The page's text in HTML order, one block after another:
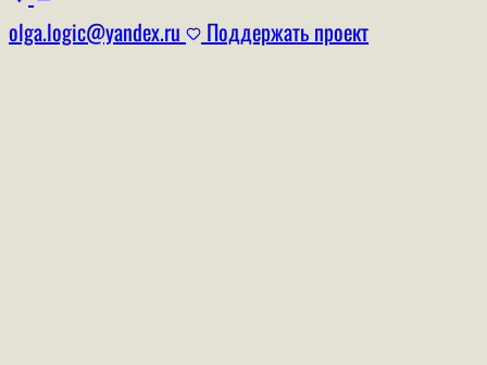
olga.logic@yandex.ru Поддержать проект